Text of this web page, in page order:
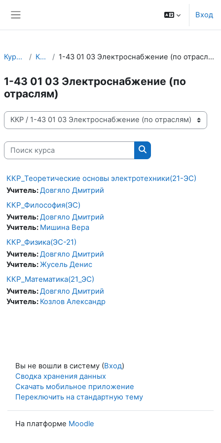
Вход
Курсы ККР 1-43 01 03 Электроснабжение (по отраслям)
1-43 01 03 Электроснабжение (по
отраслям)
Категории курсов
Поиск курса
Поиск курса
ККР_Теоретические основы электротехники(21-ЭС)
Учитель:Довгяло Дмитрий
ККР_Философия(ЭС)
Учитель:Довгяло Дмитрий
Учитель: Мишина Вера
ККР_Физика(ЭС-21)
Учитель:Довгяло Дмитрий
Учитель:Жусель Денис
ККР_Математика(21_ЭС)
Учитель:Довгяло Дмитрий
Учитель: Козлов Александр
Вы не вошли в систему (Вход)
Сводка хранения данных
Скачать мобильное приложение
Переключить на стандартную тему
На платформе Moodle